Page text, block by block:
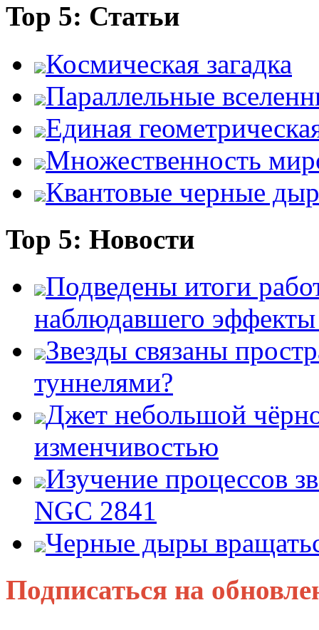
Top 5: Статьи
Космическая загадка
Параллельные
Единая
Множественность
Квантовые черные
Top 5: Новости
Подведены итоги
наблюдавшего
Звезды связаны
туннелями?
Джет небольшой
изменчивостью
Изучение процессов
NGC 2841
Черные дыры
Подписаться на